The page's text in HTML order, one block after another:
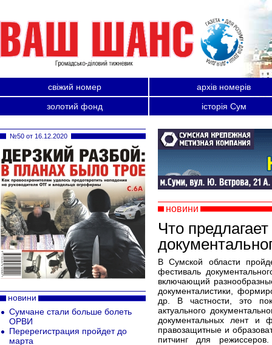
свіжий номер
архів номерів
золотий фонд
історія Сум
новини
Что
В Сумской области
фестиваль
включающий
документалистики,
др. В частности, это
актуального
документальных лент и
правозащитные и
питчинг для
№50 от 16.12.2020
новини
Сумчане стали больше болеть
ОРВИ
Перерегистрация пройдет до
марта